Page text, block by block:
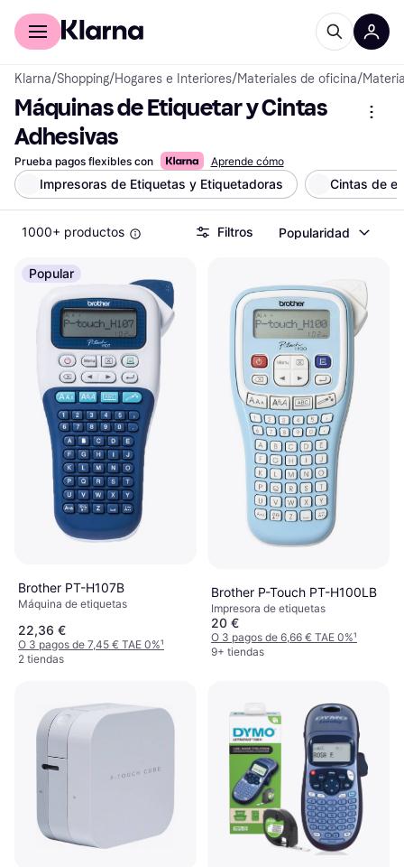
Comprar con Klarna
Klarna/Shopping/Hogares e Interiores/Materiales de oficina/
Máquinas de Etiquetar y Cintas
Adhesivas
Prueba pagos flexibles con Aprende cómo
Impresoras de Etiquetas y Etiquetadoras Cintas de
1000+ productos Filtros Popularidad
Popular
Brother PT-H107B
Máquina de etiquetas
22,36 €
O 3 pagos de 7,45 € TAE 0%¹
2 tiendas
Brother P-Touch PT-H100LB
Impresora de etiquetas
20 €
O 3 pagos de 6,66 € TAE 0%¹
9+ tiendas